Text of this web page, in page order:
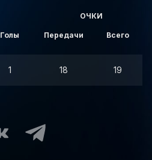
ОЧКИ
Голы Передачи Всего
1 18 19